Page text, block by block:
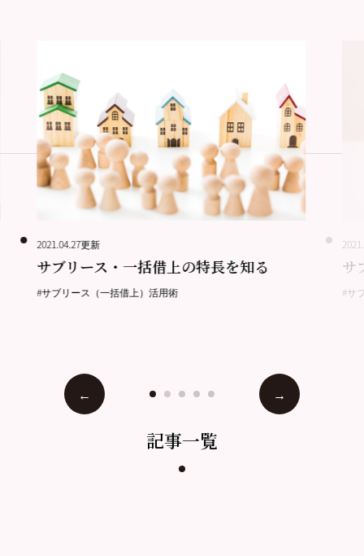
2021.04.27更新
サブリース・一括借上の特長を知る
#サブリース（一括借上）活用術
サ
#サ
記事一覧